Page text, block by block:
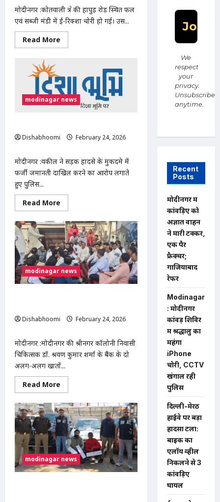
मोदीनगर :कोतवाली क्षेत्र की हापुड़ रोड स्थित फल
एवं सब्जी मंडी में ई-रिक्शा चोरी हो गई। उस...
Read More
more
modinagar news
Dishabhoomi
February 24, 2026
मोदीनगर :वकील ने सड़क हादसे के मुकदमे में
फर्जी जमानती दाखिल करने का आरोप लगाते
हुए पुलिस...
Read More
more
कोर्ट में फर्जी जमानती दाखिल करने का आरोप
modinagar news
Dishabhoomi
February 24, 2026
मोदीनगर :मोदीनगर की श्रीनगर कॉलोनी निवासी
चिकित्सक डॉ. श्रवण कुमार शर्मा के बैंक के दो
अलग-अलग खातों...
Read More
more
खाते से 32 लाख निकलने के मामले में बैंक के बाहर धरना
modinagar news
We
respect
your
privacy.
Unsubscribe
anytime.
Recent
Posts
मोदीनगर में
कांवड़िए को
अज्ञात वाहन
ने मारी टक्कर,
एक पैर
फ्रैक्चर;
गाजियाबाद
रेफर
Modinagar
: मोदीनगर
कांवड़ शिविर
में श्रद्धालु का
महंगा
iPhone
चोरी, CCTV
खंगाल रही
पुलिस
दिल्ली-मेरठ
हाईवे पर बड़ा
हादसा टला:
बाइक का
एलॉय व्हील
निकलने से 3
कांवड़िए
घायल